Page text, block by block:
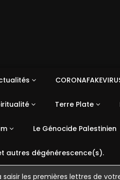
Terre Plate
Le Génocide Palestinien
et autres dégénérescence(s).